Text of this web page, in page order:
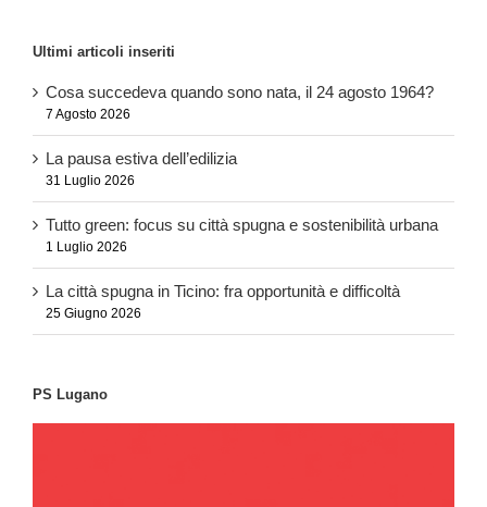
Ultimi articoli inseriti
Cosa succedeva quando sono nata, il 24 agosto 1964?
7 Agosto 2026
La pausa estiva dell’edilizia
31 Luglio 2026
Tutto green: focus su città spugna e sostenibilità urbana
1 Luglio 2026
La città spugna in Ticino: fra opportunità e difficoltà
25 Giugno 2026
PS Lugano